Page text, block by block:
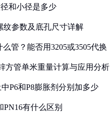
和小径是多少
纹参数及底孔尺寸详解
么管？能否用3205或3505代换
方管单米重量计算与应用分析
P6和P8膨胀剂分别加多少
PN16有什么区别